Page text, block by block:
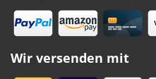
Wir versenden mit